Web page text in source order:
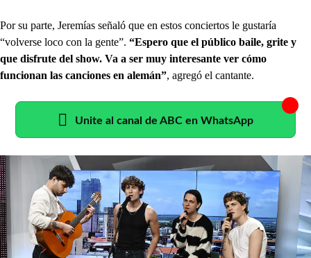
Por su parte, Jeremías señaló que en estos conciertos le gustaría
“volverse loco con la gente”. “Espero que el público baile, grite y
que disfrute del show. Va a ser muy interesante ver cómo
funcionan las canciones en alemán”, agregó el cantante.
Unite al canal de ABC en WhatsApp